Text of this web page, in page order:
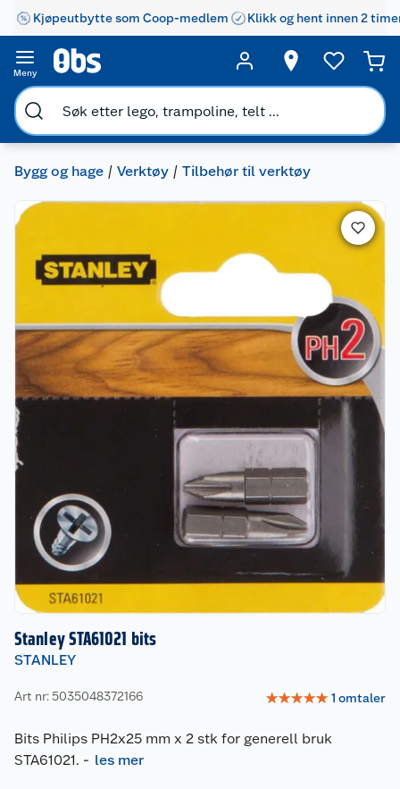
Kjøpeutbytte som Coop-medlem Klikk og hent innen 2
Meny
Bygg og hage Verktøy Tilbehør til verktøy
Stanley STA61021 bits
STANLEY
Art nr: 5035048372166 ☆☆☆☆☆ 1 omtaler
Bits Philips PH2x25 mm x 2 stk for generell bruk
STA61021. - les mer